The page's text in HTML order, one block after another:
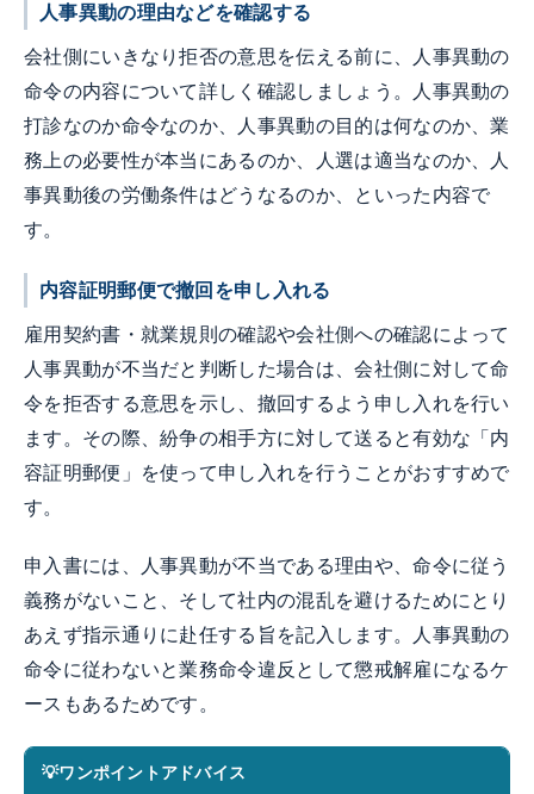
人事異動の理由などを確認する
会社側にいきなり拒否の意思を伝える前に、人事異動の
命令の内容について詳しく確認しましょう。人事異動の
打診なのか命令なのか、人事異動の目的は何なのか、業
務上の必要性が本当にあるのか、人選は適当なのか、人
事異動後の労働条件はどうなるのか、といった内容で
す。
内容証明郵便で撤回を申し入れる
雇用契約書・就業規則の確認や会社側への確認によって
人事異動が不当だと判断した場合は、会社側に対して命
令を拒否する意思を示し、撤回するよう申し入れを行い
ます。その際、紛争の相手方に対して送ると有効な「内
容証明郵便」を使って申し入れを行うことがおすすめで
す。
申入書には、人事異動が不当である理由や、命令に従う
義務がないこと、そして社内の混乱を避けるためにとり
あえず指示通りに赴任する旨を記入します。人事異動の
命令に従わないと業務命令違反として懲戒解雇になるケ
ースもあるためです。
ワンポイントアドバイス